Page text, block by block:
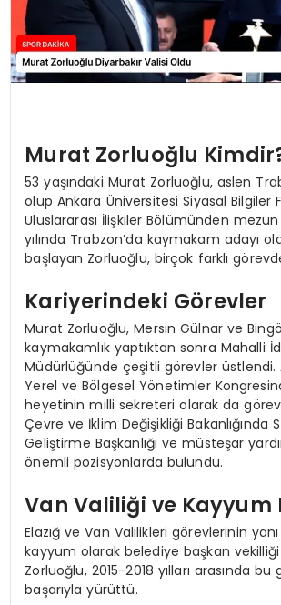
Murat Zorluoğlu
53 yaşındaki Murat Zorluoğlu, aslen
olup Ankara Üniversitesi Siyasal Bilgiler
Uluslararası İlişkiler Bölümünden
yılında Trabzon’da kaymakam adayı
başlayan Zorluoğlu, birçok farklı
Kariyerindeki Görevler
Murat Zorluoğlu, Mersin Gülnar ve
kaymakamlık yaptıktan sonra Mahalli
Müdürlüğünde çeşitli görevler üstlendi.
Yerel ve Bölgesel Yönetimler
heyetinin milli sekreteri olarak da görev
Çevre ve İklim Değişikliği Bakanlığında
Geliştirme Başkanlığı ve müsteşar
önemli pozisyonlarda bulundu.
Van Valiliği ve Kayyum
Elazığ ve Van Valilikleri görevlerinin yanı
kayyum olarak belediye başkan
Zorluoğlu, 2015-2018 yılları arasında bu
başarıyla yürüttü.